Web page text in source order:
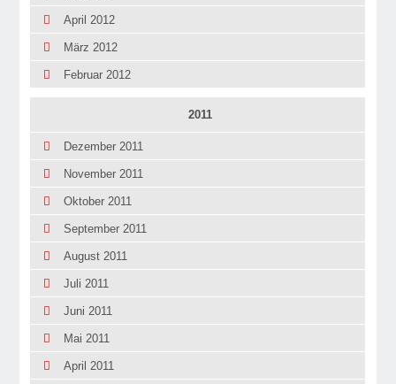
April 2012
März 2012
Februar 2012
2011
Dezember 2011
November 2011
Oktober 2011
September 2011
August 2011
Juli 2011
Juni 2011
Mai 2011
April 2011